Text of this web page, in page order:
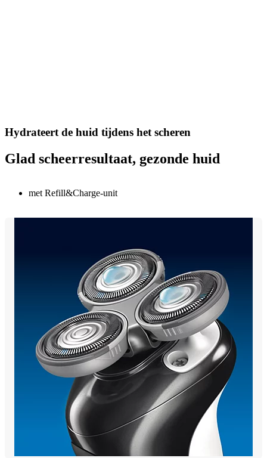
Hydrateert de huid tijdens het scheren
Glad scheerresultaat, gezonde huid
met Refill&Charge-unit